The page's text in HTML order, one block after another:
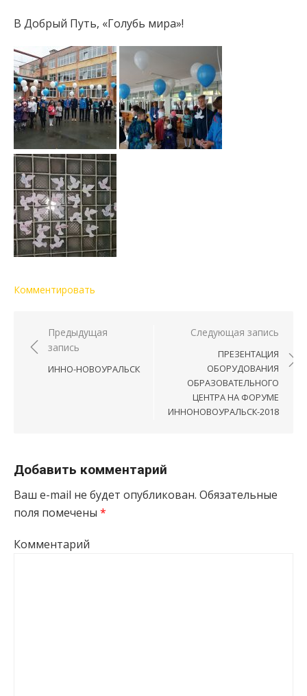
В Добрый Путь, «Голубь мира»!
Комментировать
Навигация по записям
Предыдущая
запись
ИННО-НОВОУРАЛЬСК
Следующая запись
ПРЕЗЕНТАЦИЯ
ОБОРУДОВАНИЯ
ОБРАЗОВАТЕЛЬНОГО
ЦЕНТРА НА ФОРУМЕ
ИННОНОВОУРАЛЬСК-2018
Добавить комментарий
Ваш e-mail не будет опубликован. Обязательные
поля помечены *
Комментарий